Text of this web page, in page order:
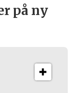
på ny